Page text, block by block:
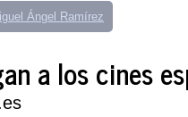
Ángel Ramírez
a los cines